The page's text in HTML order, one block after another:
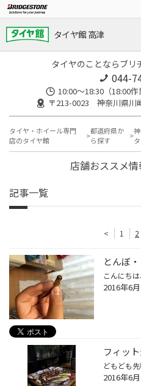
タイヤ館 高津
タイヤのことならブリ
044-
10:00～18:30（18:00作
〒213-0023 神奈川県川
タイヤ・ホイール専門
店のタイヤ館
都道府県か
ら探す
店舗おススメ
記事一覧
< 1 2
とんぼ・
2016年6
フィッ
2016年6